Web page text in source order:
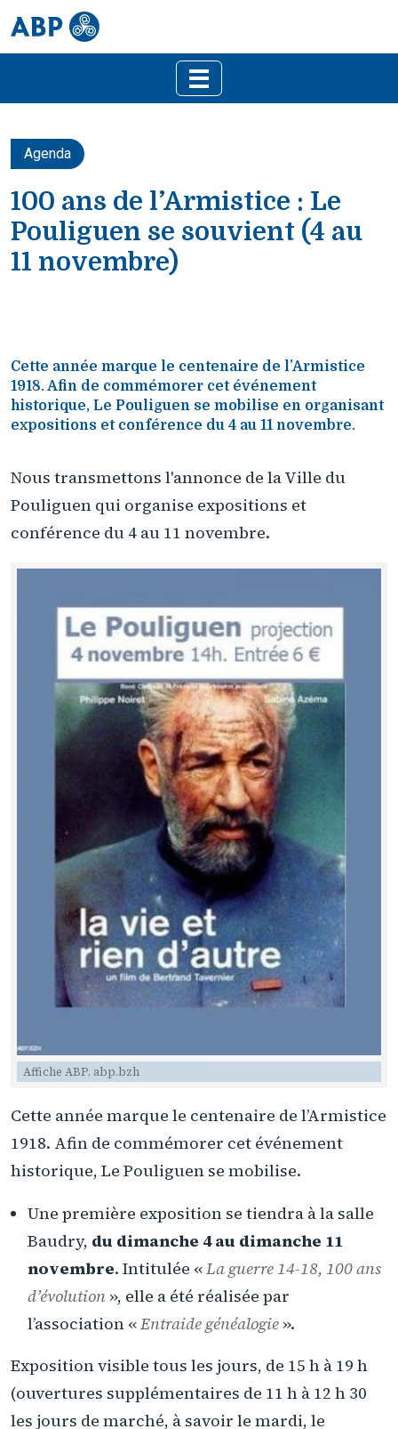
Agenda
100 ans de l’Armistice : Le
Pouliguen se souvient (4 au
11 novembre)
Cette année marque le centenaire de l’Armistice
1918. Afin de commémorer cet événement
historique, Le Pouliguen se mobilise en organisant
expositions et conférence du 4 au 11 novembre.
Nous transmettons l'annonce de la Ville du
Pouliguen qui organise expositions et
conférence du 4 au 11 novembre.
Affiche ABP. abp.bzh
Cette année marque le centenaire de l’Armistice
1918. Afin de commémorer cet événement
historique, Le Pouliguen se mobilise.
Une première exposition se tiendra à la salle
Baudry, du dimanche 4 au dimanche 11
novembre. Intitulée «La guerre 14-18, 100 ans
d’évolution », elle a été réalisée par
l’association «Entraide généalogie ».
Exposition visible tous les jours, de 15 h à 19 h
(ouvertures supplémentaires de 11 h à 12 h 30
les jours de marché, à savoir le mardi, le